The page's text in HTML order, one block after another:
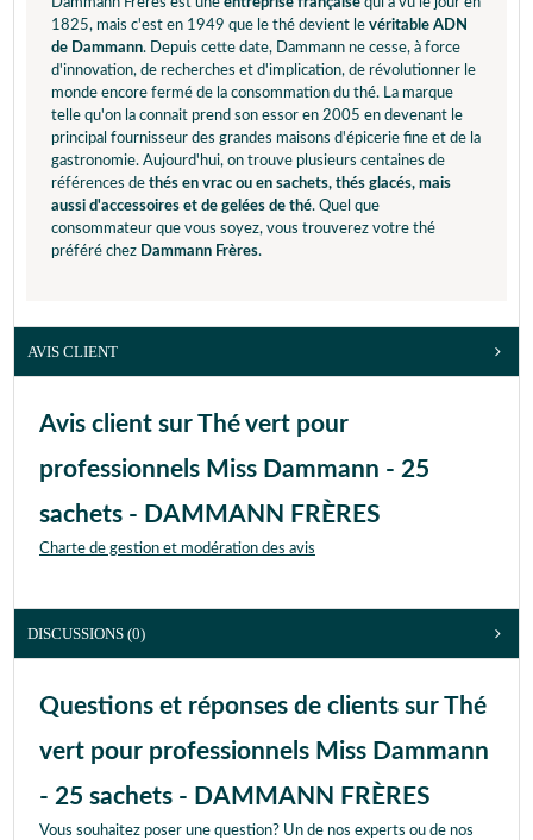
1825, mais c'est en 1949 que le thé devient le véritable ADN
de Dammann. Depuis cette date, Dammann ne cesse, à force
d'innovation, de recherches et d'implication, de révolutionner le
monde encore fermé de la consommation du thé. La marque
telle qu'on la connait prend son essor en 2005 en devenant le
principal fournisseur des grandes maisons d'épicerie fine et de la
gastronomie. Aujourd'hui, on trouve plusieurs centaines de
références de thés en vrac ou en sachets, thés glacés, mais
aussi d'accessoires et de gelées de thé. Quel que
consommateur que vous soyez, vous trouverez votre thé
préféré chez Dammann Frères.
AVIS CLIENT
Avis client sur Thé vert pour
professionnels Miss Dammann - 25
sachets - DAMMANN FRÈRES
Charte de gestion et modération des avis
DISCUSSIONS (0)
Questions et réponses de clients sur Thé
vert pour professionnels Miss Dammann
- 25 sachets - DAMMANN FRÈRES
Vous souhaitez poser une question? Un de nos experts ou de nos